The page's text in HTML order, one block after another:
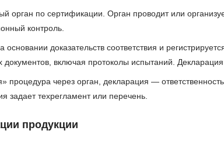
орган по сертификации. Орган проводит или
контроль.
доказательств соответствия и
включая протоколы испытаний.
через орган, декларация —
техрегламент или перечень.
продукции